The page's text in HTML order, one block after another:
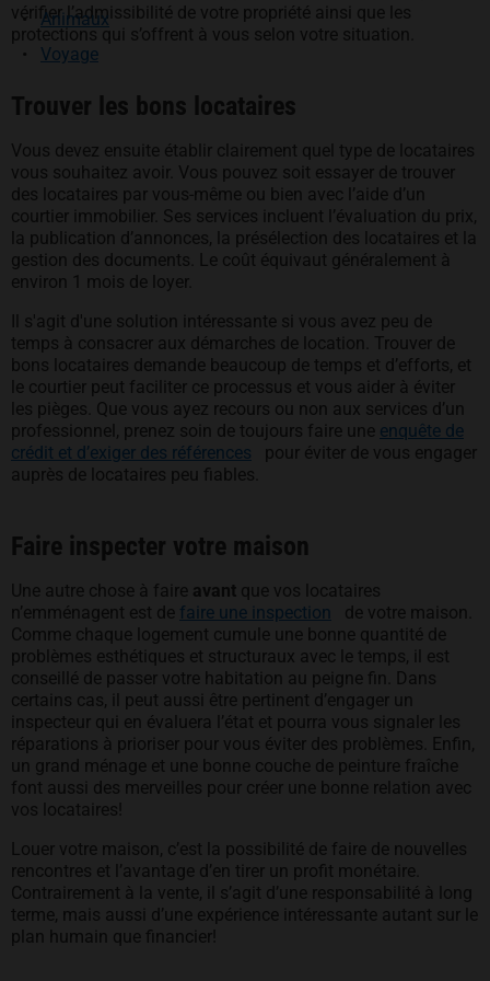
Animaux
Voyage
vérifier l’admissibilité de votre propriété ainsi que les
protections qui s’offrent à vous selon votre situation.
Trouver les bons locataires
Vous devez ensuite établir clairement quel type de locataires
vous souhaitez avoir. Vous pouvez soit essayer de trouver
des locataires par vous-même ou bien avec l’aide d’un
courtier immobilier. Ses services incluent l’évaluation du prix,
la publication d’annonces, la présélection des locataires et la
gestion des documents. Le coût équivaut généralement à
environ 1 mois de loyer.
Il s'agit d'une solution intéressante si vous avez peu de
temps à consacrer aux démarches de location. Trouver de
bons locataires demande beaucoup de temps et d’efforts, et
le courtier peut faciliter ce processus et vous aider à éviter
les pièges. Que vous ayez recours ou non aux services d’un
professionnel, prenez soin de toujours faire une enquête de
crédit et d’exiger des références s’ouvre dans un nouvel onglet
pour éviter de vous engager
auprès de locataires peu fiables.
Faire inspecter votre maison
Une autre chose à faire avant que vos locataires
n’emménagent est de faire une inspection s’ouvre dans un
de votre maison.
Comme chaque logement cumule une bonne quantité de
problèmes esthétiques et structuraux avec le temps, il est
conseillé de passer votre habitation au peigne fin. Dans
certains cas, il peut aussi être pertinent d’engager un
inspecteur qui en évaluera l’état et pourra vous signaler les
réparations à prioriser pour vous éviter des problèmes. Enfin,
un grand ménage et une bonne couche de peinture fraîche
font aussi des merveilles pour créer une bonne relation avec
vos locataires!
Louer votre maison, c’est la possibilité de faire de nouvelles
rencontres et l’avantage d’en tirer un profit monétaire.
Contrairement à la vente, il s’agit d’une responsabilité à long
terme, mais aussi d’une expérience intéressante autant sur le
plan humain que financier!